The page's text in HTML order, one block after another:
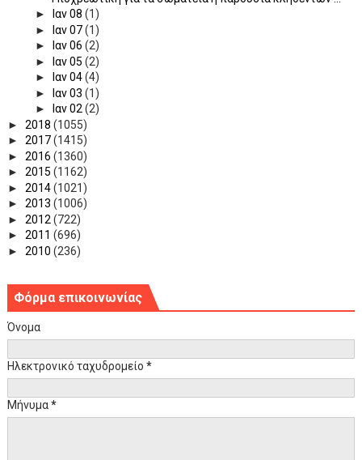
►
Ιαν 08 (1)
►
Ιαν 07(1)
►
Ιαν 06 (2)
►
Ιαν 05 (2)
►
Ιαν 04(4)
►
Ιαν 03 (1)
►
Ιαν 02(2)
► 2018 (1055)
► 2017(1415)
► 2016 (1360)
► 2015 (1162)
► 2014(1021)
► 2013 (1006)
► 2012 (722)
► 2011 (696)
► 2010 (236)
Φόρμα επικοινωνίας
Όνομα
Ηλεκτρονικό ταχυδρομείο *
Μήνυμα*